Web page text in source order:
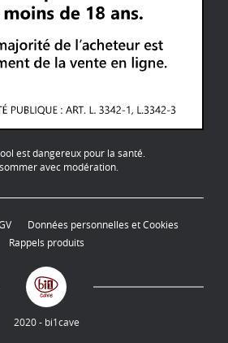
est dangereux pour la santé.
avec modération.
Données personnelles et Cookies
Rappels produits
2020 - bi1cave